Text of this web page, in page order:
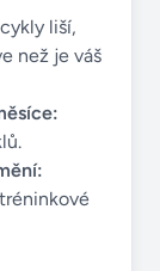
liší,
než je váš